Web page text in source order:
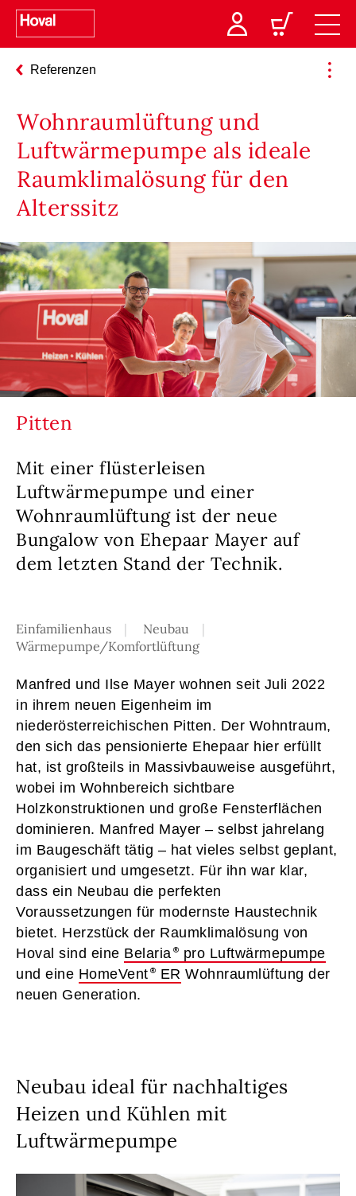
Referenzen
Wohnraumlüftung und
Luftwärmepumpe als ideale
Raumklimalösung für den
Alterssitz
Pitten
Mit einer flüsterleisen
Luftwärmepumpe und einer
Wohnraumlüftung ist der neue
Bungalow von Ehepaar Mayer auf
dem letzten Stand der Technik.
Einfamilienhaus
Neubau
Wärmepumpe/Komfortlüftung
Manfred und Ilse Mayer wohnen seit Juli 2022
in ihrem neuen Eigenheim im
niederösterreichischen Pitten. Der Wohntraum,
den sich das pensionierte Ehepaar hier erfüllt
hat, ist großteils in Massivbauweise ausgeführt,
wobei im Wohnbereich sichtbare
Holzkonstruktionen und große Fensterflächen
dominieren. Manfred Mayer – selbst jahrelang
im Baugeschäft tätig – hat vieles selbst geplant,
organisiert und umgesetzt. Für ihn war klar,
dass ein Neubau die perfekten
Voraussetzungen für modernste Haustechnik
bietet. Herzstück der Raumklimalösung von
Hoval sind eine Belaria
pro Luftwärmepumpe
und eine HomeVent ER Wohnraumlüftung der
neuen Generation.
Neubau ideal für nachhaltiges
Heizen und Kühlen mit
Luftwärmepumpe